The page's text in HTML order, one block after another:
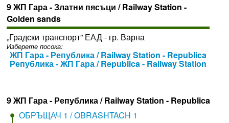
9 ЖП Гара - Златни пясъци / Railway Station -
Golden sands
„Градски транспорт” ЕАД - гр. Варна
Изберете посока:
ЖП Гара - Република / Railway Station - Republica
Република - ЖП Гара / Republica - Railway Station
9 ЖП Гара - Република / Railway Station - Republica
ОБРЪЩАЧ 1 / OBRASHTACH 1